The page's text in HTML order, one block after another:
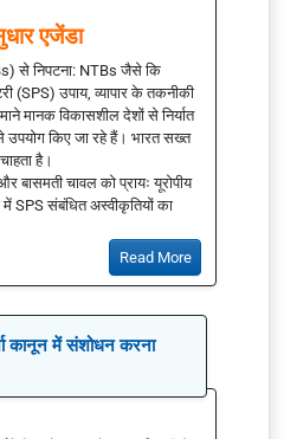
एजेंडा
से निपटना: NTBs जैसे कि
(SPS) उपाय, व्यापार के तकनीकी
मानक विकासशील देशों से निर्यात
किए जा रहे हैं। भारत सख्त
है।
बासमती चावल को प्रायः यूरोपीय
में SPS संबंधित अस्वीकृतियों का
Read More
कानून में संशोधन करना